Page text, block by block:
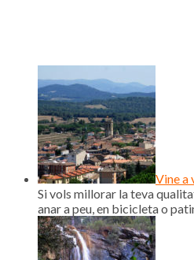
Vine a
Si vols millorar la teva
anar a peu, en bicicleta o